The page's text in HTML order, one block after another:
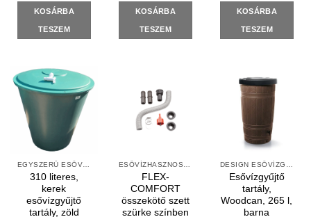
KOSÁRBA
TESZEM
KOSÁRBA
TESZEM
KOSÁRBA
TESZEM
EGYSZERŰ ESŐVÍZGYŰJTŐK
310 literes,
kerek
esővízgyűjtő
tartály, zöld
ESŐVÍZHASZNOSÍTÁS FELSZÍNI
FLEX-
COMFORT
összekötő szett
szürke színben
DESIGN ESŐVÍZGYŰJTŐK
Esővízgyűjtő
tartály,
Woodcan, 265 l,
barna